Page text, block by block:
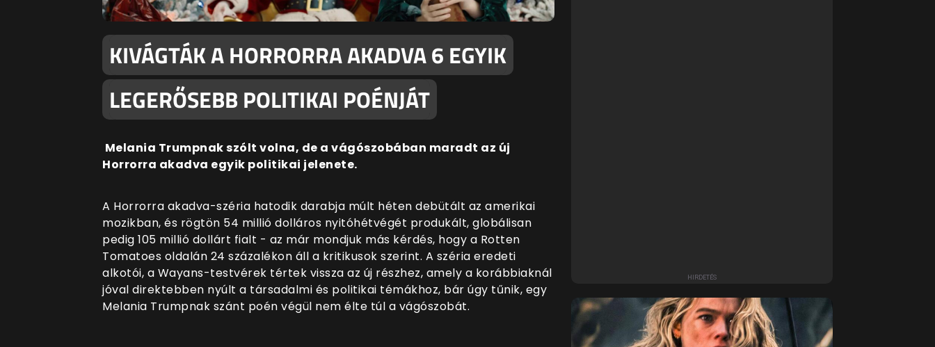
KIVÁGTÁK A HORRORRA AKADVA 6 EGYIK
LEGERŐSEBB POLITIKAI POÉNJÁT
Melania Trumpnak szólt volna, de a vágószobában maradt az új
Horrorra akadva egyik politikai jelenete.
A Horrorra akadva-széria hatodik darabja múlt héten debütált az amerikai
mozikban, és rögtön 54 millió dolláros nyitóhétvégét produkált, globálisan
pedig 105 millió dollárt fialt - az már mondjuk más kérdés, hogy a Rotten
Tomatoes oldalán 24 százalékon áll a kritikusok szerint. A széria eredeti
alkotói, a Wayans-testvérek tértek vissza az új részhez, amely a korábbiaknál
jóval direktebben nyúlt a társadalmi és politikai témákhoz, bár úgy tűnik, egy
Melania Trumpnak szánt poén végül nem élte túl a vágószobát.